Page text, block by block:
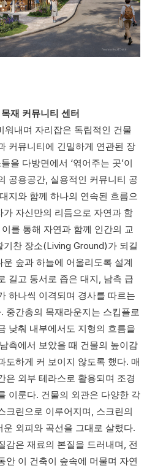
재 커뮤니티 센터
내며 자리잡은 독립적인 건물
커뮤니티에 긴밀하게 연관된 장
을 다방면에서 ‘엮어주는 곳’이
공용공간, 실용적인 커뮤니티 공
지와 함께 하나의 연속된 흐름으
자신만의 리듬으로 자연과 함
를 통해 자연과 함께 인간의 교
찬 장소(Living Ground)가 되길
숲과 하늘에 어울리도록 설계
길고 동서로 좁은 대지, 남측 급
하나씩 이격되며 경사를 따르는
중간층의 목재라운지는 스킵플로
낮춰 내부에서도 지형의 흐름을
측에서 보았을 때 건물의 높이감
도하게 커 보이지 않도록 했다. 매
은 외부 테라스로 활용되며 조경
이룬다. 건물의 외관은 다양한 각
크린으로 이루어지며, 스크린의
외피와 곡선을 그대로 살렸다.
감은 재료의 본질을 드러내며, 전
안 이 건축이 숲속에 머물며 자연